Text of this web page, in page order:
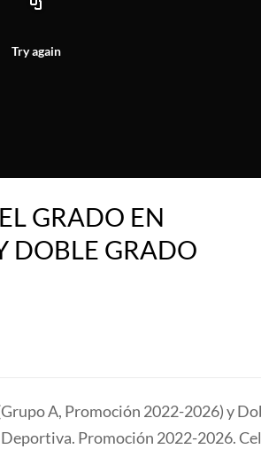
Try again
GRADO EN
DOBLE GRADO
A, Promoción 2022-2026) y
Promoción 2022-2026.